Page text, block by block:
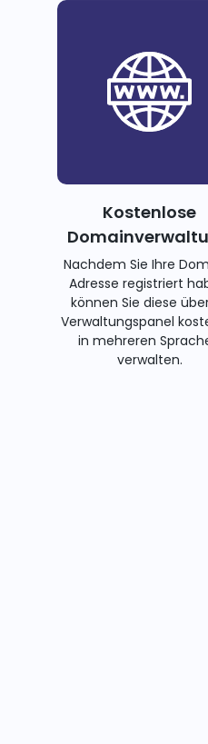
Kostenlose
Nachdem Sie Ihre
Adresse registriert
können Sie diese
Verwaltungspanel
in mehreren
verwalten.